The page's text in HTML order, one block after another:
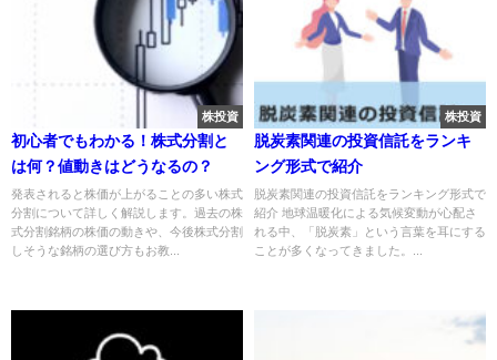
株投資
初心者でもわかる！株式分割と
は何？値動きはどうなるの？
発表されると株価が上がることの多い株式
分割について詳しく解説します。過去の株
式分割銘柄の株価の動きや、今後株式分割
しそうな銘柄の選び方もお教...
株投資
脱炭素関連の投資信託をランキ
ング形式で紹介
脱炭素関連の投資信託をランキング形式で
紹介 地球温暖化による気候変動が心配さ
れる中、「脱炭素」という言葉を耳にする
ことが多くなってきました。...